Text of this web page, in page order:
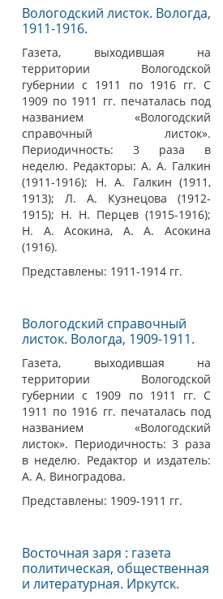
Вологодский листок. Вологда,
1911-1916.
Газета, выходившая на
территории Вологодской
губернии с 1911 по 1916 гг. C
1909 по 1911 гг. печаталась под
названием «Вологодский
справочный листок».
Периодичность: 3 раза в
неделю. Редакторы: А. А. Галкин
(1911-1916); Н. А. Галкин (1911,
1913); Л. А. Кузнецова (1912-
1915); Н. Н. Перцев (1915-1916);
Н. А. Асокина, А. А. Асокина
(1916).
Представлены: 1911-1914 гг.
Вологодский справочный
листок. Вологда, 1909-1911.
Газета, выходившая на
территории Вологодской
губернии с 1909 по 1911 гг. С
1911 по 1916 гг. печаталась под
названием «Вологодский
листок». Периодичность: 3 раза
в неделю. Редактор и издатель:
А. А. Виноградова.
Представлены: 1909-1911 гг.
Восточная заря : газета
политическая, общественная
и литературная. Иркутск.